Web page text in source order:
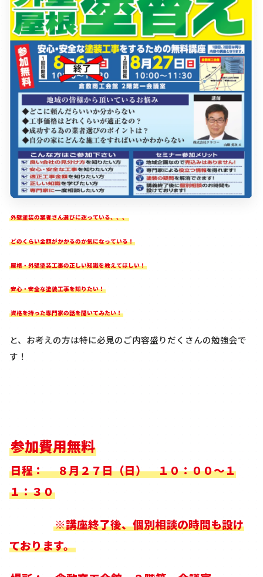
外壁塗装の業者さん選びに迷っている、、、
どのくらい金額がかかるのか気になっている！
屋根・外壁塗装工事の正しい知識を教えてほしい！
安心・安全な塗装工事を知りたい！
資格を持った専門家の話を聞いてみたい！
と、お考えの方は特に必見のご内容盛りだくさんの勉強会で
す！
参加費用無料
日程：８月２７日（日） １０：００～１
１：３０
※講座終了後、個別相談の時間も設け
ております。